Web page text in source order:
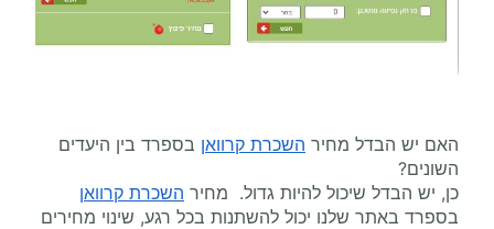
האם יש הבדל מחיר השכרת קרוואן בספרד בין היעדים
השונים?
כן, יש הבדל שיכול להיות גדול. מחיר השכרת קרוואן
בספרד באתר שלנו יכול להשתנות בכל רגע, שינוי מחירים